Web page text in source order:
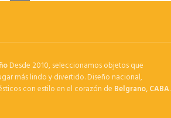
Desde 2010, seleccionamos objetos que
más lindo y divertido. Diseño nacional,
con estilo en el corazón de Belgrano, CABA.